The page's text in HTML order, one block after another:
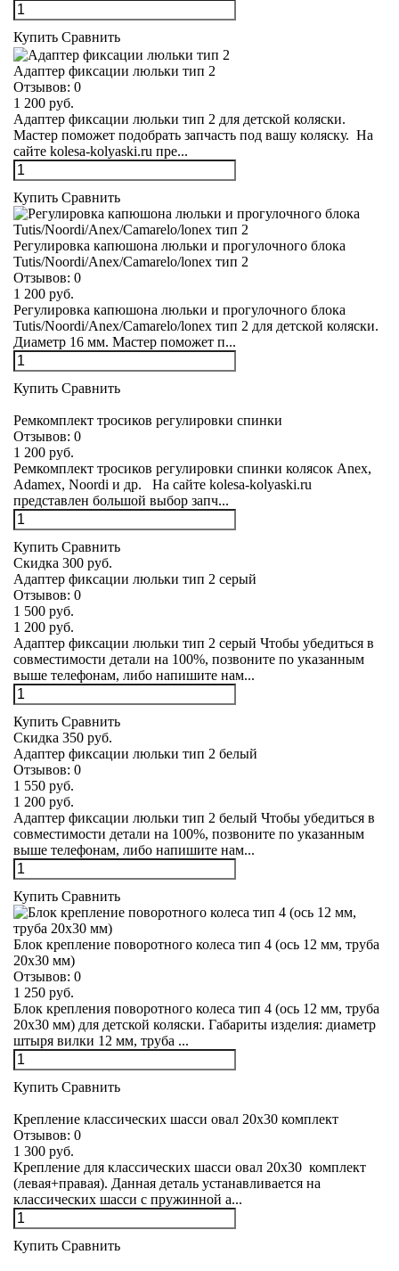
Купить Сравнить
Адаптер фиксации люльки тип 2
Отзывов: 0
1 200 руб.
Адаптер фиксации люльки тип 2 для детской коляски.
Мастер поможет подобрать запчасть под вашу коляску. На
сайте kolesa-kolyaski.ru пре...
Купить Сравнить
Регулировка капюшона люльки и прогулочного блока
Tutis/Noordi/Anex/Camarelo/lonex тип 2
Отзывов: 0
1 200 руб.
Регулировка капюшона люльки и прогулочного блока
Tutis/Noordi/Anex/Camarelo/lonex тип 2 для детской коляски.
Диаметр 16 мм. Мастер поможет п...
Купить Сравнить
Ремкомплект тросиков регулировки спинки
Отзывов: 0
1 200 руб.
Ремкомплект тросиков регулировки спинки колясок Anex,
Adamex, Noordi и др. На сайте kolesa-kolyaski.ru
представлен большой выбор запч...
Купить Сравнить
Скидка 300 руб.
Адаптер фиксации люльки тип 2 серый
Отзывов: 0
1 500 руб.
1 200 руб.
Адаптер фиксации люльки тип 2 серый Чтобы убедиться в
совместимости детали на 100%, позвоните по указанным
выше телефонам, либо напишите нам...
Купить Сравнить
Скидка 350 руб.
Адаптер фиксации люльки тип 2 белый
Отзывов: 0
1 550 руб.
1 200 руб.
Адаптер фиксации люльки тип 2 белый Чтобы убедиться в
совместимости детали на 100%, позвоните по указанным
выше телефонам, либо напишите нам...
Купить Сравнить
Блок крепление поворотного колеса тип 4 (ось 12 мм, труба
20х30 мм)
Отзывов: 0
1 250 руб.
Блок крепления поворотного колеса тип 4 (ось 12 мм, труба
20х30 мм) для детской коляски. Габариты изделия: диаметр
штыря вилки 12 мм, труба ...
Купить Сравнить
Крепление классических шасси овал 20х30 комплект
Отзывов: 0
1 300 руб.
Крепление для классических шасси овал 20х30 комплект
(левая+правая). Данная деталь устанавливается на
классических шасси с пружинной а...
Купить Сравнить